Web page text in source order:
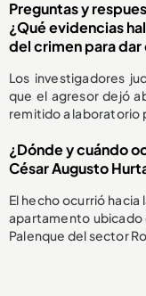
Preguntas y
¿Qué evidencias
del crimen para
Los investigadores
que el agresor dejó
remitido a laboratorio
¿Dónde y cuándo
César Augusto
El hecho ocurrió
apartamento ubicado
Palenque del sector